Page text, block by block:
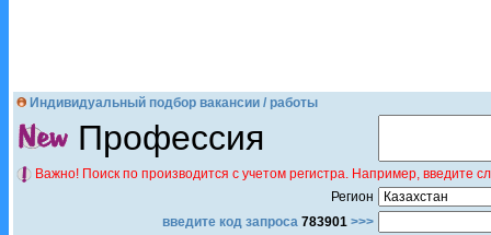
Индивидуальный подбор вакансии / работы
Профессия
Важно! Поиск по производится с учетом регистра. Например,
Регион
введите код запроса 783901 >>>